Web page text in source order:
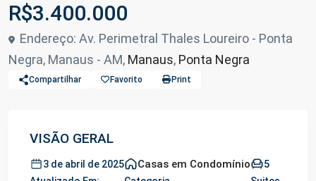
R$3.400.000
Endereço: Av. Perimetral Thales Loureiro - Ponta
Negra, Manaus - AM, Manaus, Ponta Negra
Compartilhar Favorito Print
VISÃO GERAL
3 de abril de 2025
Casas em Condomínio 5